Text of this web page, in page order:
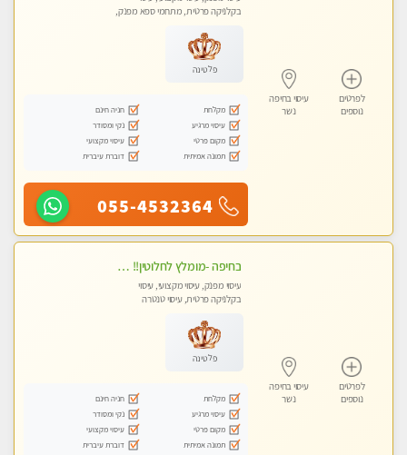
לפרטים
נוספים
עיסוי בחיפה
נשר
בקלניקה פרטית, מתחמי ספא מפנק,
פלטינה
מקלחת
חניה חינם
עיסוי מרגיע
נקי ומסודר
מקום פרטי
עיסוי מקצועי
תמונה אמיתית
דוברת עיברית
055-4532364
לפרטים
נוספים
עיסוי בחיפה
נשר
בחיפה -מומלץ לחלוטין!! מעסה יפה איכותית מקצועית ומפנקת מאוד פרטי מומלץ בחום.עיסוי מפנק מאוווד.
עיסוי מפנק, עיסוי מקצועי, עיסוי
בקלניקה פרטית, עיסוי טנטרה
פלטינה
מקלחת
חניה חינם
עיסוי מרגיע
נקי ומסודר
מקום פרטי
עיסוי מקצועי
תמונה אמיתית
דוברת עיברית